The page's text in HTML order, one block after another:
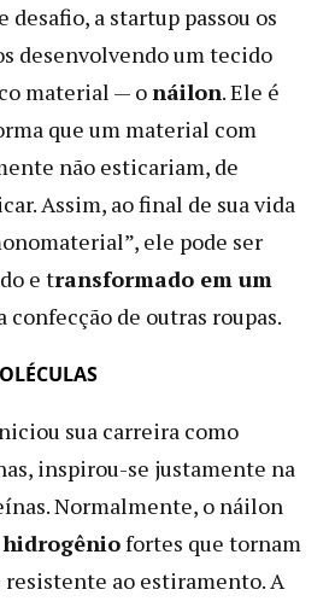
desafio, a startup passou os
desenvolvendo um tecido
material — onáilon. Ele é
que um material com
não esticariam, de
Assim, ao final de sua vida
ele pode ser
e transformado em um
confecção de outras roupas.
sua carreira como
inspirou-se justamente na
Normalmente, o náilon
hidrogêniofortes que tornam
ao estiramento. A